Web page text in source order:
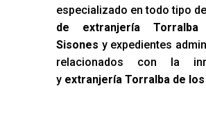
especializado en todo tipo
de extranjería
Sisones y expedientes
relacionados con la
y extranjería Torralba de